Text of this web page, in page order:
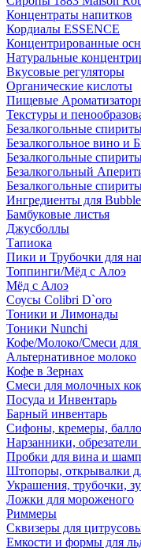
Концентраты напитков
Кордиалы ESSENCE
Концентрированные
Натуральные
Вкусовые регуляторы
Органические кислоты
Пищевые
Текстуры и
Безалкогольные
Безалкогольное вино и
Безалкогольные
Безалкогольный
Безалкогольные
Ингредиенты для Bubble
Бамбуковые листья
Джусболлы
Тапиока
Пики и Трубочки для
Топпинги/Мёд с Алоэ
Мёд с Алоэ
Соусы Colibri D`oro
Тоники и Лимонады
Тоники Nunchi
Кофе/Молоко/Смеси для
Альтернативное молоко
Кофе в Зернах
Смеси для молочных
Посуда и Инвентарь
Барный инвентарь
Сифоны, кремеры,
Нарзанники, обрезатели
Пробки для вина и
Штопоры, открывалки
Украшения, трубочки,
Ложки для мороженого
Риммеры
Сквизеры для
Емкости и формы для